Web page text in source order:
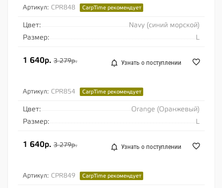
Артикул: CPR848 CarpTime рекомендует
Цвет:
Navy (синий морской)
Размер:
L
1 640р. 3 279р. Узнать о поступлении
Артикул: CPR854 CarpTime рекомендует
Цвет:
Orange (Оранжевый)
Размер:
L
1 640р. 3 279р. Узнать о поступлении
Артикул: CPR849 CarpTime рекомендует